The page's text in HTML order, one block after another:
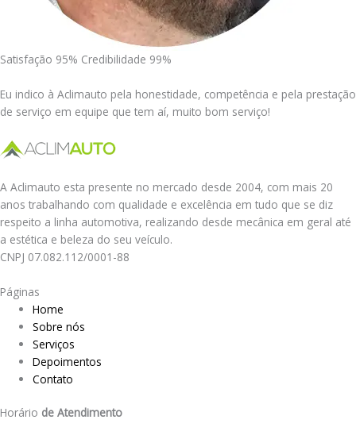
Satisfação 95% Credibilidade 99%
Eu indico à Aclimauto pela honestidade, competência e pela prestação
de serviço em equipe que tem aí, muito bom serviço!
A Aclimauto esta presente no mercado desde 2004, com mais 20
anos trabalhando com qualidade e excelência em tudo que se diz
respeito a linha automotiva, realizando desde mecânica em geral até
a estética e beleza do seu veículo.
CNPJ 07.082.112/0001-88
Páginas
Home
Sobre nós
Serviços
Depoimentos
Contato
Horário de Atendimento